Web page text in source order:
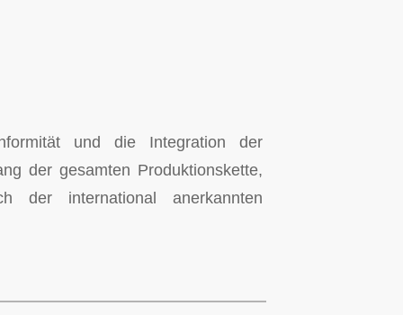
und die Integration der
der gesamten Produktionskette,
der international anerkannten